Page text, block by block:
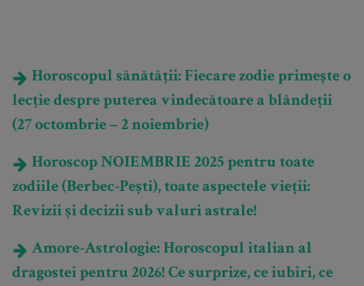
Horoscopul sănătății: Fiecare zodie primește o
lecție despre puterea vindecătoare a blândeții
(27 octombrie – 2 noiembrie)
Horoscop NOIEMBRIE 2025 pentru toate
zodiile (Berbec-Pești), toate aspectele vieții:
Revizii și decizii sub valuri astrale!
Amore-Astrologie: Horoscopul italian al
dragostei pentru 2026! Ce surprize, ce iubiri, ce